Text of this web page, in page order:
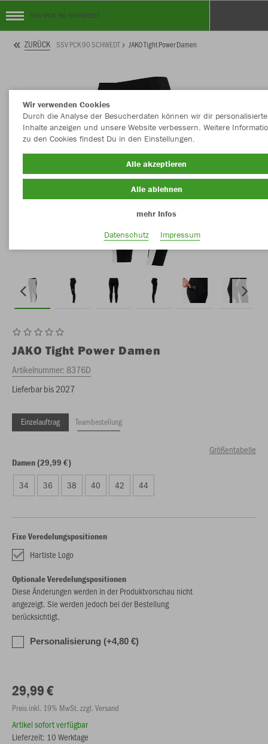
SSV PCK 90 SCHWEDT
ZURÜCK SSV PCK 90 SCHWEDT JAKO Tight Power Damen
JAKO Tight Power Damen
Artikelnummer:8376D
Lieferbar bis 2027
Einzelauftrag Teambestellung
Größentabelle
Damen (29,99 €)
34 36 38 40 42 44
Fixe Veredelungspositionen
Hartiste Logo
Optionale Veredelungspositionen
Diese Änderungen werden in der Produktvorschau nicht
angezeigt. Sie werden jedoch bei der Bestellung
berücksichtigt.
Personalisierung (+4,80 €)
29,99 €
Preis inkl. 19% MwSt. zzgl. Versand
Artikel sofort verfügbar
Lieferzeit: 10 Werktage
Wir verwenden Cookies
Durch die Analyse der Besucherdaten können wir dir personalisierte
Inhalte anzeigen und unsere Website verbessern. Weitere
zu den Cookies findest Du in den Einstellungen.
Alle akzeptieren
Alle ablehnen
mehr Infos
Datenschutz
Impressum